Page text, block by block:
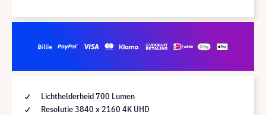
Lichthelderheid 700 Lumen
Resolutie 3840 x 2160 4K UHD